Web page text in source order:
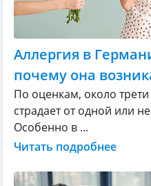
Аллергия в
почему она
По оценкам, около
страдает от одной или
Особенно в ...
Читать подробнее